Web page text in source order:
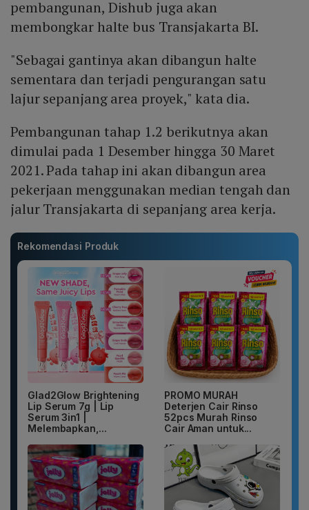
pembangunan, Dishub juga akan
membongkar halte bus Transjakarta BI.
"Sebagai gantinya akan dibangun halte
sementara dan terjadi pengurangan satu
lajur sepanjang area proyek," kata dia.
Pembangunan tahap 1.2 berikutnya akan
dimulai pada 1 Desember hingga 30 Maret
2021. Pada tahap ini akan dibangun area
pekerjaan menggunakan median tengah dan
jalur Transjakarta di sepanjang area kerja.
Rekomendasi Produk
Glad2Glow Brightening
Lip Serum 7g | Lip
Serum 3in1 |
Melembapkan,...
PROMO MURAH
Deterjen Cair Rinso
52pcs Murah Rinso
Cair Aman untuk...